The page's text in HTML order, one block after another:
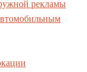
рекламы